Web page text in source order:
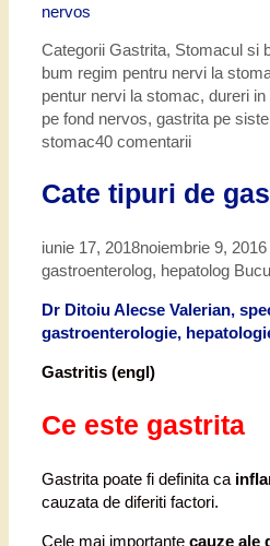
nervos
Categorii Gastrita, Stomacul si
bum regim pentru nervi la
pentur nervi la stomac, dureri in
pe fond nervos, gastrita pe
stomac40 comentarii
Cate tipuri de
iunie 17, 2018noiembrie 9, 2016
gastroenterolog, hepatolog
Dr Ditoiu Alecse Valerian,
gastroenterologie,
Gastritis (engl)
Ce este gastrita
Gastrita poate fi definita ca
cauzata de diferiti factori.
Cele mai importante cauze ale